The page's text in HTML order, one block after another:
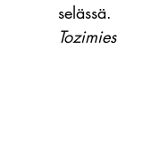
selässä.
Tozimies